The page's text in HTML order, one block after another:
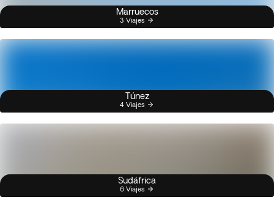
Marruecos
3 Viajes
Túnez
4 Viajes
Sudáfrica
6 Viajes